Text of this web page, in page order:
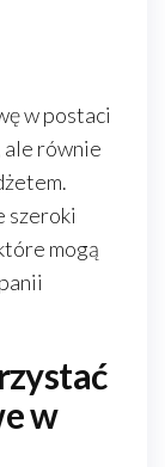
w postaci
ale równie
szeroki
mogą
w